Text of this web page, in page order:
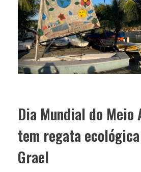
Dia Mundial do Meio
tem regata
Grael